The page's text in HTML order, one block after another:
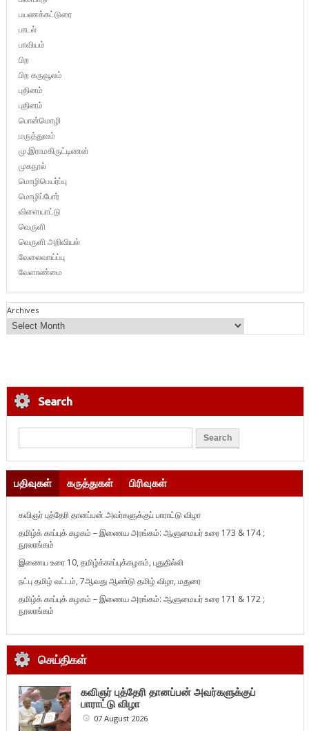
பயணக்கட்டுரை
பாடல்
பாவியம்
பிற
பிற கருவூலம்
புதினம்
புதினம்
பொன்மொழி
மருத்துவம்
மு.இராமகிருட்டிணன்
முகநூல்
மொழிபெயர்ப்பு
மொழிப்போர்
விளையாட்டு
வெருளி
வெருளி அறிவியல்
வேலைவாய்ப்பு
வேளாண்மை
Archives
Search
பதிவுகள் கருத்துகள் பிரிவுகள்
கவிஞர் புத்தேரி தானப்பன் அவர்களுக்குப் பாராட்டு விழா
தமிழ்க் காப்புக் கழகம் – இணைய அரங்கம்: ஆளுமையர் உரை 173 & 174 ;
நூலரங்கம்
இணைய உரை 10, தமிழ்க்காப்புக்கழகம், புதுதில்லி
நட்பு தமிழ் வட்டம், 7ஆவது ஆண்டு தமிழ் விழா, மதுரை
தமிழ்க் காப்புக் கழகம் – இணைய அரங்கம்: ஆளுமையர் உரை 171 & 172 ;
நூலரங்கம்
செய்திகள்
கவிஞர் புத்தேரி தானப்பன் அவர்களுக்குப்
பாராட்டு விழா
07 August 2026